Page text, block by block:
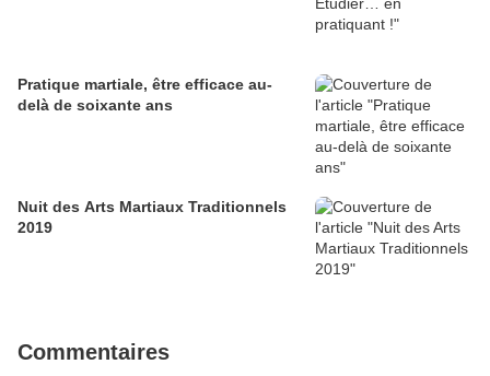
Pratique martiale, être efficace au-
delà de soixante ans
Nuit des Arts Martiaux Traditionnels
2019
Commentaires